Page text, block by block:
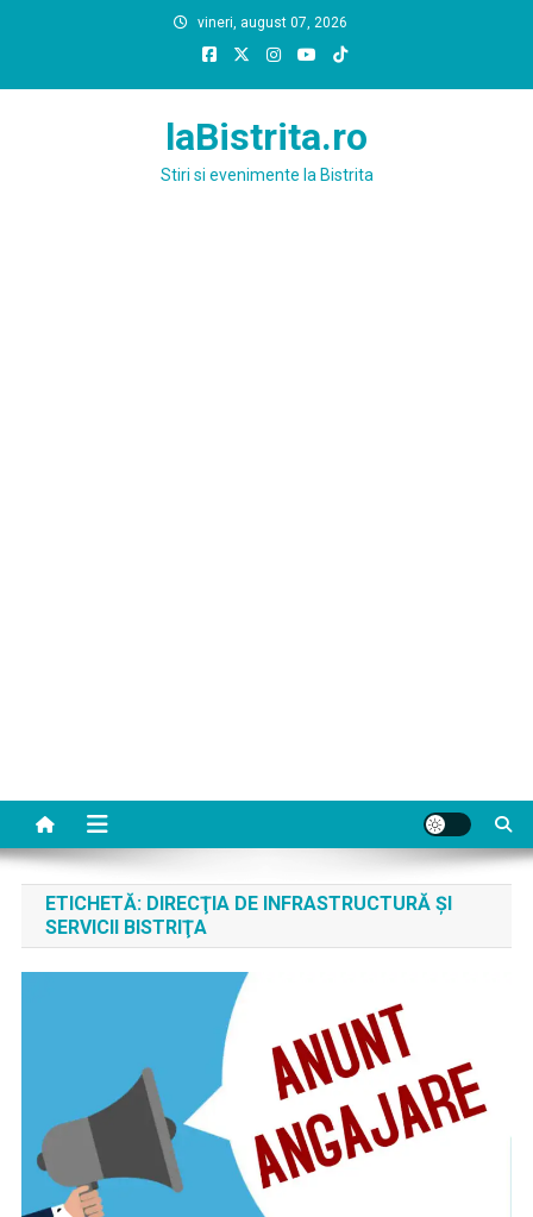
vineri, august 07, 2026
laBistrita.ro
Stiri si evenimente la Bistrita
ETICHETĂ: DIRECŢIA DE INFRASTRUCTURĂ ŞI
SERVICII BISTRIŢA